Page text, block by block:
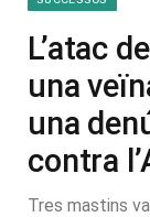
L’atac
una
una
contra
Tres mastins